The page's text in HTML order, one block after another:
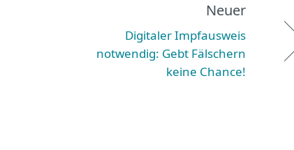
Neuer
Digitaler Impfausweis
notwendig: Gebt Fälschern
keine Chance!